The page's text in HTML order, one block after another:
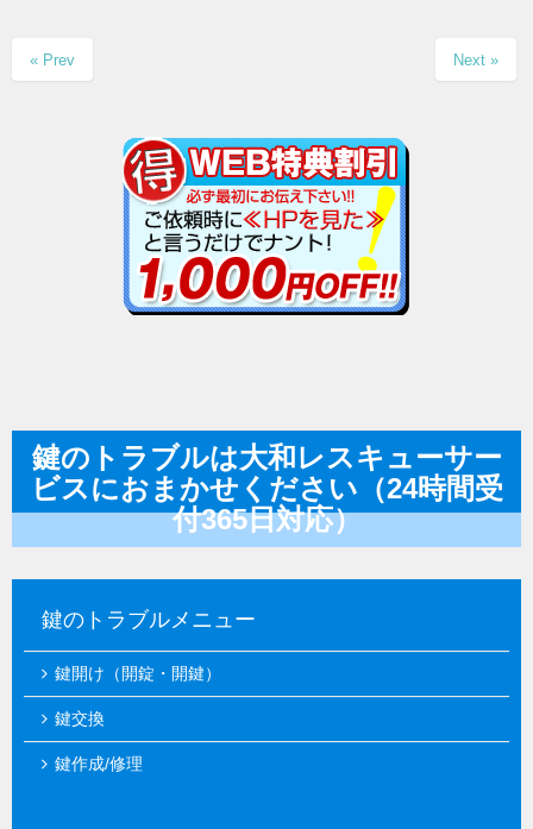
« Prev Next »
鍵のトラブルは大和レスキューサー
ビスにおまかせください（24時間受
付365日対応）
鍵のトラブルメニュー
鍵開け（開錠・開鍵）
鍵交換
鍵作成/修理